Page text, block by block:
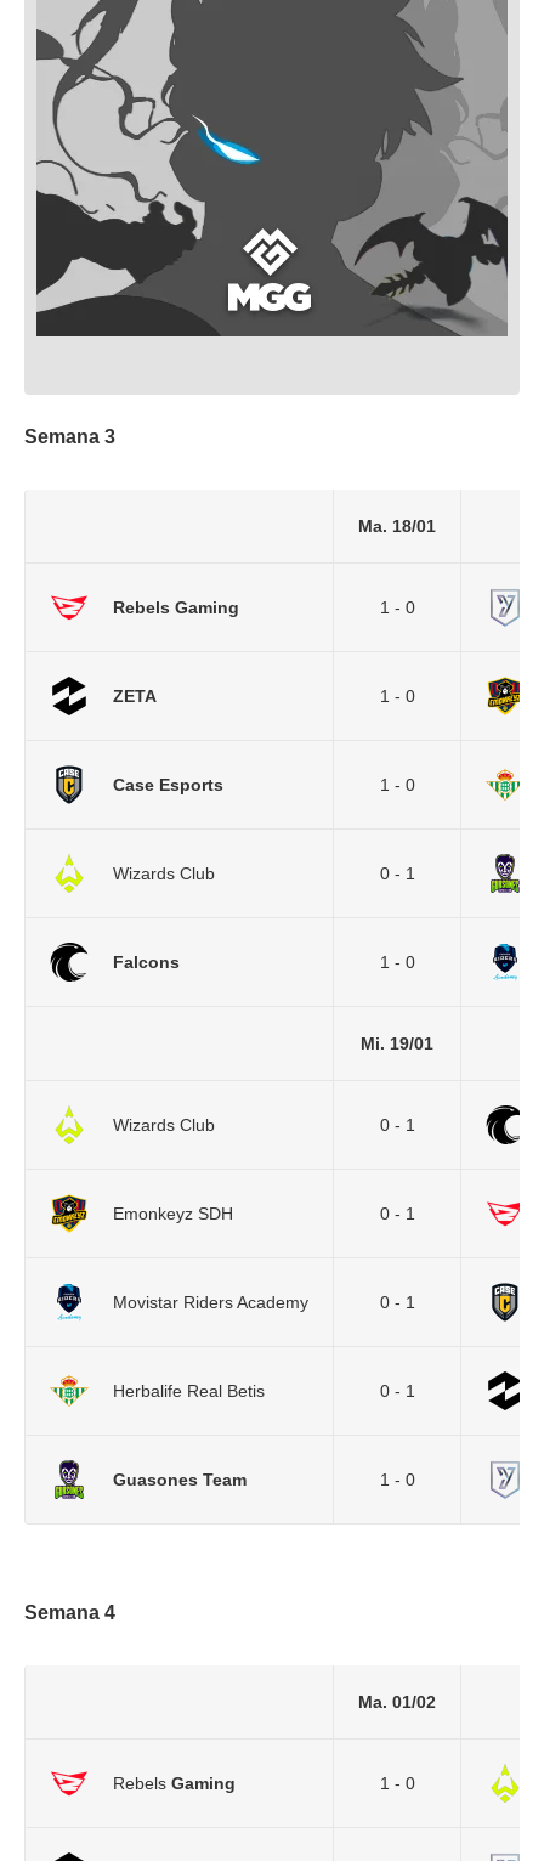
Semana 3
Ma. 18/01
Rebels Gaming 1 - 0
ZETA 1 - 0
Case Esports 1 - 0
Wizards Club 0 - 1
Falcons 1 - 0
Mi. 19/01
Wizards Club 0 - 1
Emonkeyz SDH 0 - 1
Movistar Riders Academy 0 - 1
Herbalife Real Betis 0 - 1
Guasones Team 1 - 0
Semana 4
Ma. 01/02
Rebels Gaming 1 - 0